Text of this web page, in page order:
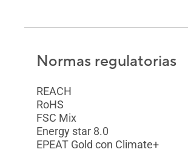
Normas regulatorias
REACH
RoHS
FSC Mix
Energy star 8.0
EPEAT Gold con Climate+